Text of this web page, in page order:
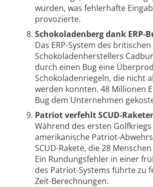
wurden, was fehlerhafte
provozierte.
Schokoladenberg dank ERP-
Das ERP-System des britischen
Schokoladenherstellers
durch einen Bug eine
Schokoladenriegeln, die nicht
werden konnten. 48 Millionen
Bug dem Unternehmen
Patriot verfehlt SCUD-
Während des ersten
amerikanische Patriot-
SCUD-Rakete, die 28
Ein Rundungsfehler in einer
des Patriot-Systems führte zu
Zeit-Berechnungen.